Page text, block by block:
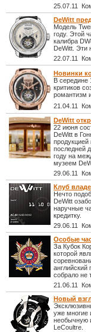
25.07.11
DeWitt
Модель
году. Этой
калибра
DeWitt. Эти
22.07.11
Новинки
В середине
критиков
романтизм
21.04.11
DeWitt
22 июня
DeWitt в
продукцией
последней
году на
музеем
29.06.11
Клуб
Нечто
DeWitt
наручные
кредитку.
29.06.11
Особые
За Кубок
которой
собрало не
21.06.11
Новый
уже многие
необычную
LeCoultre.